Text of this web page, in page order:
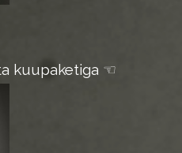
kuupaketiga ☜